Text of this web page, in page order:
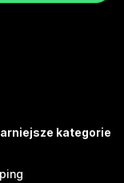
kategorie